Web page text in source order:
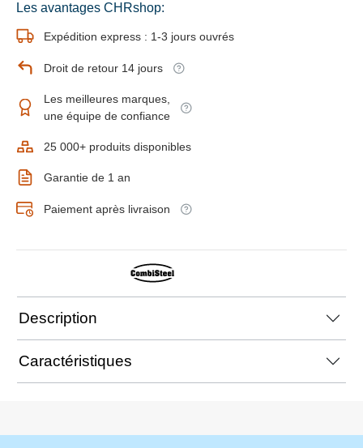
Les avantages CHRshop:
Expédition express : 1-3 jours ouvrés
Droit de retour 14 jours
Les meilleures marques,
une équipe de confiance
25 000+ produits disponibles
Garantie de 1 an
Paiement après livraison
Description
Caractéristiques